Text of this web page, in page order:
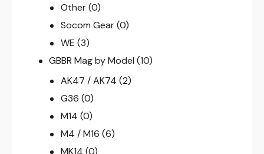
Other (0)
Socom Gear (0)
WE (3)
GBBR Mag by Model (10)
AK47 / AK74 (2)
G36 (0)
M14 (0)
M4 / M16 (6)
MK14 (0)